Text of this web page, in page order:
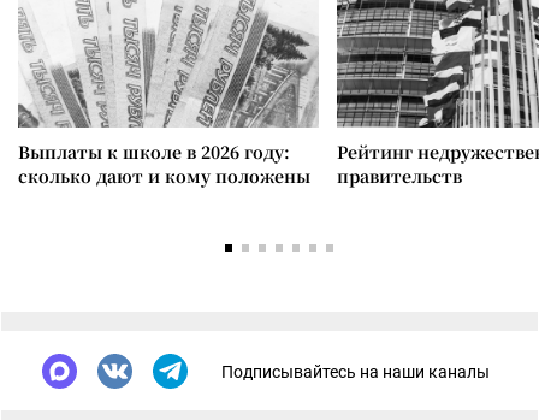
Выплаты к школе в 2026 году:
сколько дают и кому положены
Рейтинг
правительств
Подписывайтесь на наши каналы